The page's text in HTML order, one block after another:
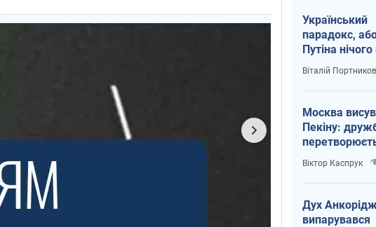
Український
парадокс,
Путіна
вийшло з
Віталій Портников
Москва
Пекіну:
залежність
Китаю
Віктор Каспрук
Дух
випарувався